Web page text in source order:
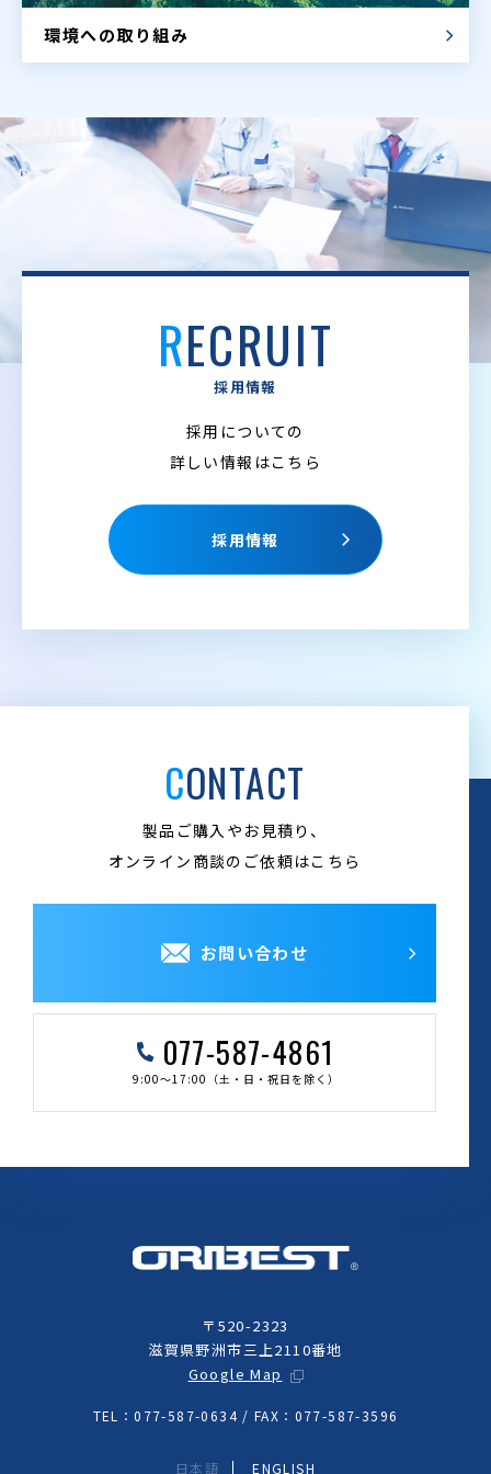
環境への取り組み
RECRUIT
採用情報
採用についての
詳しい情報はこちら
採用情報
CONTACT
製品ご購入やお見積り、
オンライン商談のご依頼はこちら
お問い合わせ
077-587-4861
9:00～17:00（土・日・祝日を除く）
〒520-2323
滋賀県野洲市三上2110番地
Google Map
TEL：077-587-0634 / FAX：077-587-3596
日本語 ENGLISH